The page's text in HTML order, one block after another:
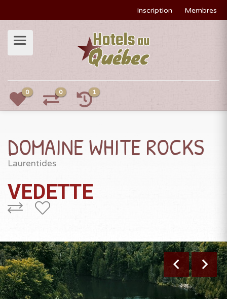
Inscription Membres
0 0 1
DOMAINE WHITE ROCKS
Laurentides
VEDETTE